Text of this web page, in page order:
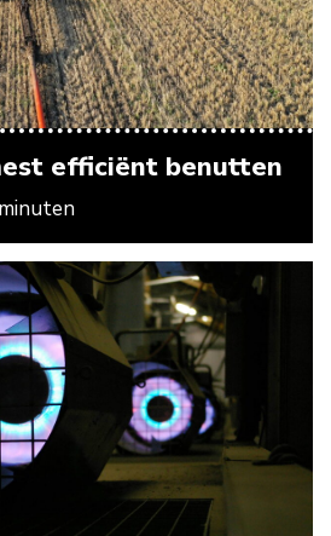
efficiënt benutten